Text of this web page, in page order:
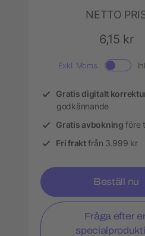
NETTO
6,15 kr
Exkl. Moms.
Gratis digitalt
godkännande
Gratis avbokning före
Fri fraktfrån 3.999 kr
Beställ nu
Fråga efter